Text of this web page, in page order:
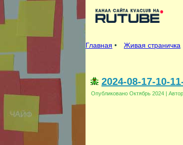
Главная • Живая страничка
2024-08-17-10-
Опубликовано Октябрь 2024 |